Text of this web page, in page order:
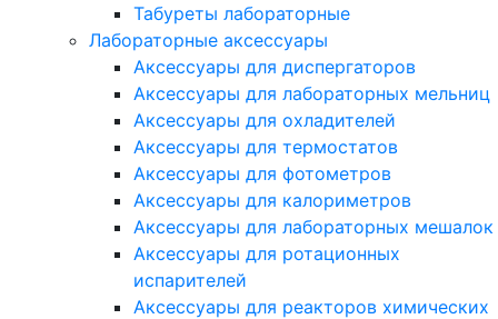
Табуреты лабораторные
Лабораторные аксессуары
Аксессуары для диспергаторов
Аксессуары для лабораторных мельниц
Аксессуары для охладителей
Аксессуары для термостатов
Аксессуары для фотометров
Аксессуары для калориметров
Аксессуары для лабораторных мешалок
Аксессуары для ротационных
испарителей
Аксессуары для реакторов химических